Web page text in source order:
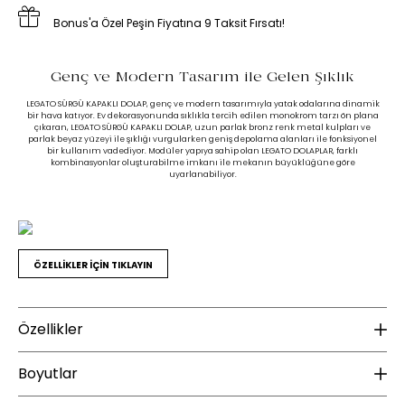
Bonus'a Özel Peşin Fiyatına 9 Taksit Fırsatı!
Genç ve Modern Tasarım ile Gelen Şıklık
LEGATO SÜRGÜ KAPAKLI DOLAP, genç ve modern tasarımıyla yatak odalarına dinamik
bir hava katıyor. Ev dekorasyonunda sıklıkla tercih edilen monokrom tarzı ön plana
çıkaran, LEGATO SÜRGÜ KAPAKLI DOLAP, uzun parlak bronz renk metal kulpları ve
parlak beyaz yüzeyi ile şıklığı vurgularken geniş depolama alanları ile fonksiyonel
bir kullanım vadediyor. Modüler yapıya sahip olan LEGATO DOLAPLAR, farklı
kombinasyonlar oluşturabilme imkanı ile mekanın büyüklüğüne göre
uyarlanabiliyor.
ÖZELLİKLER İÇİN TIKLAYIN
Özellikler
Ayna Renk :
Naturel
Boyutlar